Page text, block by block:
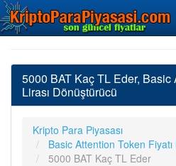
5000 BAT Kaç TL Eder, Basic
Lirası Dönüştürücü
Kripto Para Piyasası
Basic Attention Token
5000 BAT Kaç TL Eder